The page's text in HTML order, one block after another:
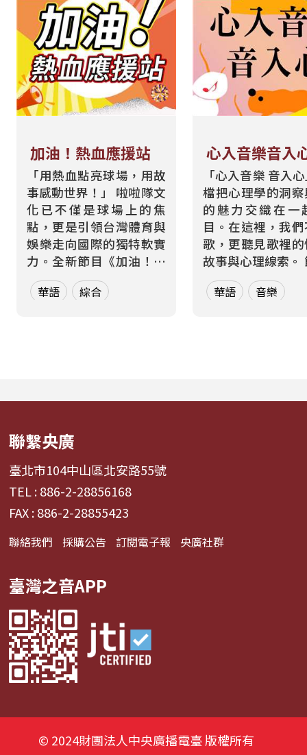
加油！熱血應援站
「用熱血點亮球場，用故
事感動世界！」 啦啦隊文
化已不僅是球場上的焦
點，更是引領台灣體育與
娛樂走向國際的獨特軟實
力。全新節目《加油！熱
血應援站》，由香港藝人
張啟樂與影視運動產業專
啦啦隊...
華語 綜合
心入音樂音入
「心入音樂 音入
檔把心理學的洞
的魅力交織在一
目。在這裡，我
歌，更聽見歌裡
故事與心理線索。 節目從
心理學的角度出
聽眾探索音樂如
舞、想流淚...
華語 音樂
聯繫央廣
臺北市104中山區北安路55號
TEL : 886-2-28856168
FAX : 886-2-28855423
聯絡我們 採購公告 訂閱電子報 央廣社群
臺灣之音APP
© 2024財團法人中央廣播電臺 版權所有